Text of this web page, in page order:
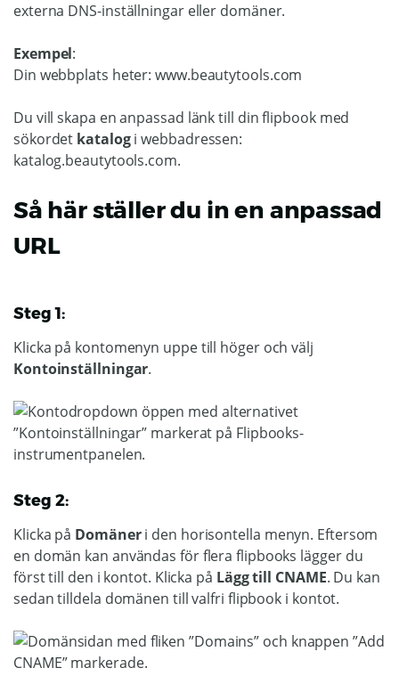
externa DNS-inställningar eller domäner.
Exempel:
Din webbplats heter: www.beautytools.com
Du vill skapa en anpassad länk till din flipbook med
sökordet katalogi webbadressen:
katalog.beautytools.com.
Så här ställer du in en anpassad
URL
Steg 1:
Klicka på kontomenyn uppe till höger och välj
Kontoinställningar.
Steg 2:
Klicka på Domäneri den horisontella menyn. Eftersom
en domän kan användas för flera flipbooks lägger du
först till den i kontot. Klicka på Lägg till CNAME. Du kan
sedan tilldela domänen till valfri flipbook i kontot.